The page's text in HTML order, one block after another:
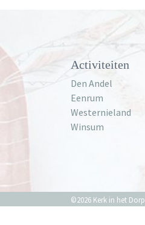
Activiteiten
Den Andel
Eenrum
Westernieland
Winsum
©2026 Kerk in het Dorp